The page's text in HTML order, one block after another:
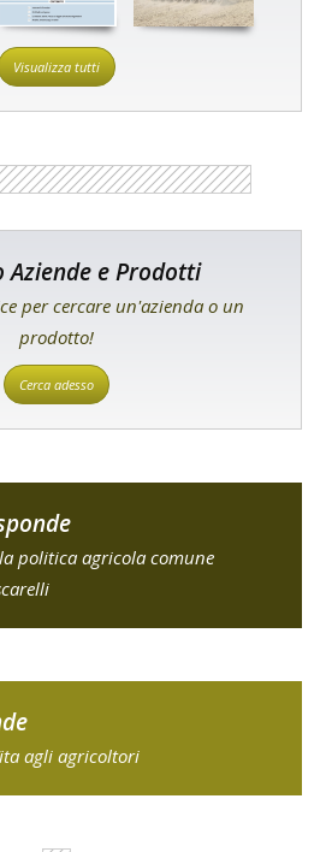
Visualizza tutti
Aziende e Prodotti
per cercare un'azienda o un
prodotto!
Cerca adesso
politica agricola comune
agli agricoltori